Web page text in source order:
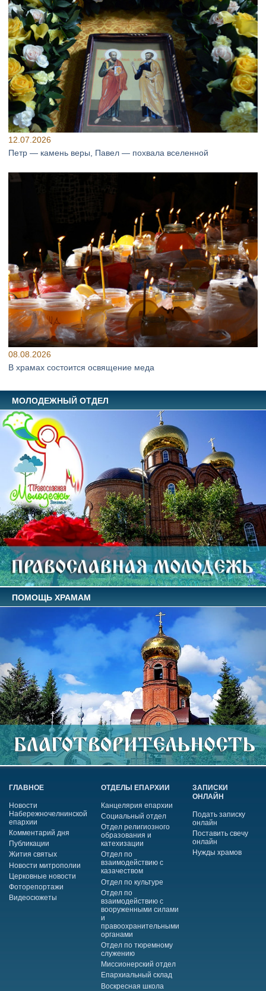
12.07.2026
Петр — камень веры, Павел — похвала вселенной
08.08.2026
В храмах состоится освящение меда
МОЛОДЕЖНЫЙ ОТДЕЛ
ПОМОЩЬ ХРАМАМ
ГЛАВНОЕ
Новости
Набережночелнинской
епархии
Комментарий дня
Публикации
Жития святых
Новости митрополии
Церковные новости
Фоторепортажи
Видеосюжеты
ОТДЕЛЫ ЕПАРХИИ
Канцелярия епархии
Социальный отдел
Отдел религиозного
образования и
катехизации
Отдел по
взаимодействию с
казачеством
Отдел по культуре
Отдел по
взаимодействию с
вооруженными силами
и
правоохранительными
органами
Отдел по тюремному
служению
Миссионерский отдел
Епархиальный склад
Воскресная школа
ЗАПИСКИ
ОНЛАЙН
Подать записку
онлайн
Поставить свечу
онлайн
Нужды храмов